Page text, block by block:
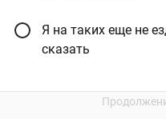
Я на таких еще не
сказать